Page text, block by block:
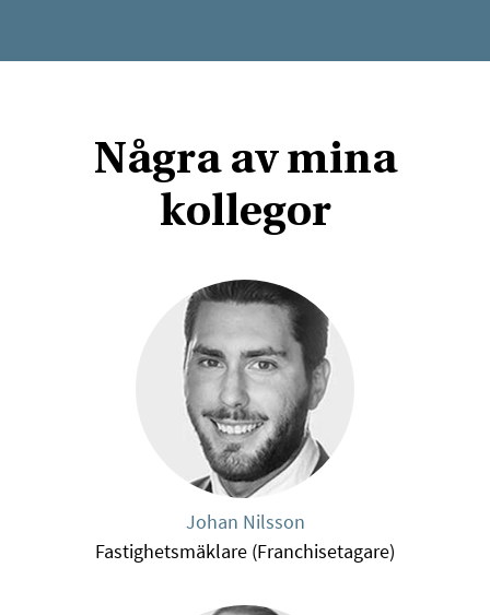
Några av mina
kollegor
Johan Nilsson
Fastighetsmäklare (Franchisetagare)